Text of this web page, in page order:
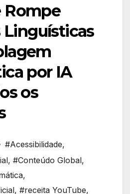
Rompe
Linguísticas
por IA
os
#Acessibilidade,
, #Conteúdo Global,
,
, #receita YouTube,